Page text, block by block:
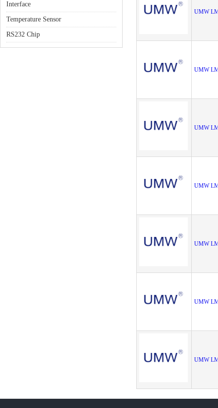
Interface
Temperature Sensor
RS232 Chip
UMW
UMW
UMW
UMW
UMW
UMW
UMW